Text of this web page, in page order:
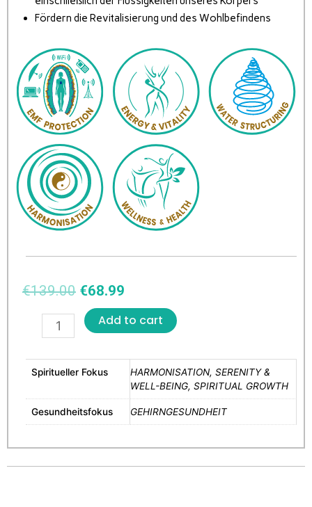
Fördern die Revitalisierung und des Wohlbefindens
€139.00 €68.99
Add to cart
Spiritueller Fokus
HARMONISATION, SERENITY &
WELL-BEING, SPIRITUAL GROWTH
Gesundheitsfokus GEHIRNGESUNDHEIT